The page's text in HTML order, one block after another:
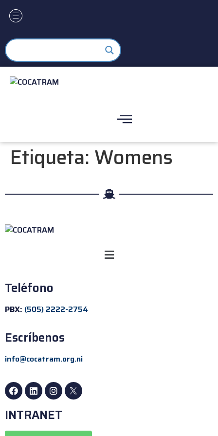
Etiqueta: Womens
Teléfono
PBX: (505) 2222-2754
Escríbenos
info@cocatram.org.ni
INTRANET